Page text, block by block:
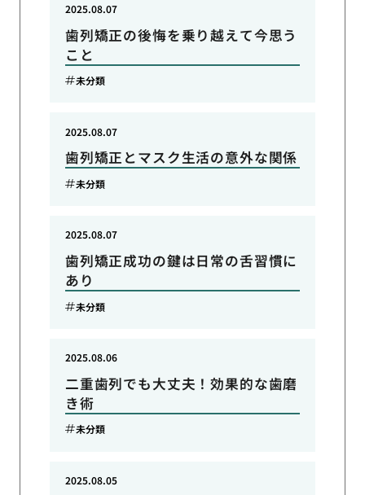
歯列矯正の後悔を乗り越えて今思う
こと
2025.08.07
未分類
歯列矯正とマスク生活の意外な関係
2025.08.07
未分類
歯列矯正成功の鍵は日常の舌習慣に
あり
2025.08.07
未分類
二重歯列でも大丈夫！効果的な歯磨
き術
2025.08.06
未分類
2025.08.05